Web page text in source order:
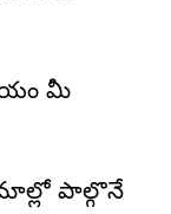
మీ
పాల్గొనే